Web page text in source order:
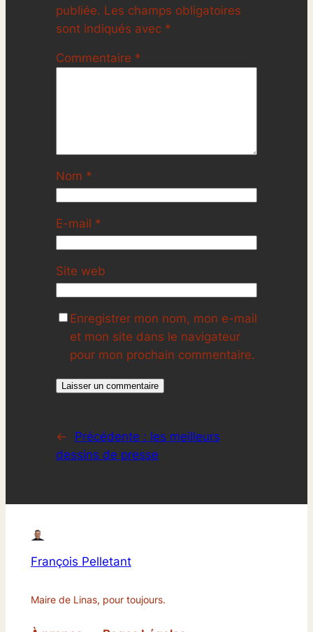
publiée. Les champs obligatoires
sont indiqués avec *
Commentaire *
Nom *
E-mail *
Site web
Enregistrer mon nom, mon e-mail
et mon site dans le navigateur
pour mon prochain commentaire.
← Précédente : les meilleurs
dessins de presse
François Pelletant
Maire de Linas, pour toujours.